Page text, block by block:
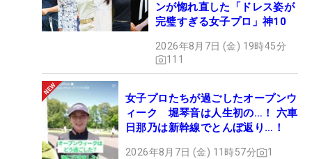
ンが惚れ直した「ドレス姿が
完璧すぎる女子プロ」神10
2026年8月7日 (金) 19時45分
111
女子プロたちが過ごしたオープンウ
ィーク 堀琴音は人生初の…！ 六車
日那乃は新幹線でとんぼ返り…！
2026年8月7日 (金) 11時57分 1